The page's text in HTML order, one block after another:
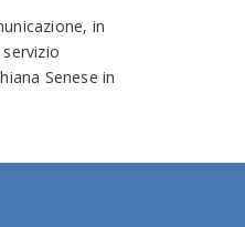
in
Senese in